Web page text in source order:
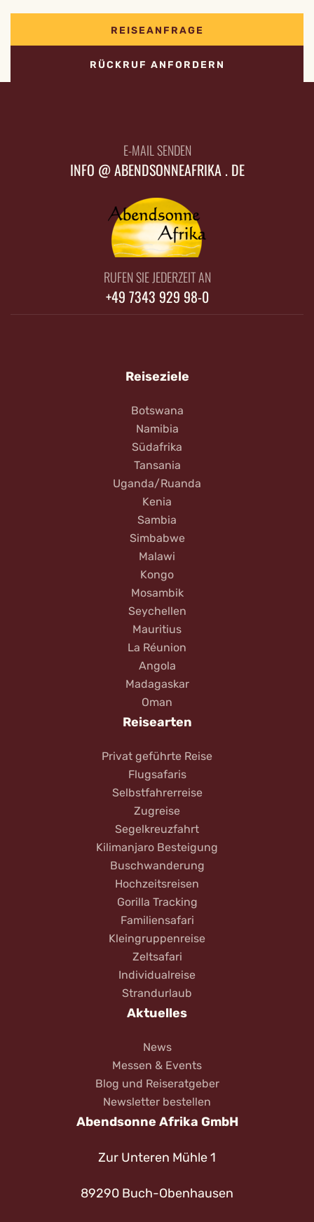
REISEANFRAGE
RÜCKRUF ANFORDERN
E-MAIL SENDEN
INFO @ ABENDSONNEAFRIKA . DE
RUFEN SIE JEDERZEIT AN
+49 7343 929 98-0
Reiseziele
Botswana
Namibia
Südafrika
Tansania
Uganda/Ruanda
Kenia
Sambia
Simbabwe
Malawi
Kongo
Mosambik
Seychellen
Mauritius
La Réunion
Angola
Madagaskar
Oman
Reisearten
Privat geführte Reise
Flugsafaris
Selbstfahrerreise
Zugreise
Segelkreuzfahrt
Kilimanjaro Besteigung
Buschwanderung
Hochzeitsreisen
Gorilla Tracking
Familiensafari
Kleingruppenreise
Zeltsafari
Individualreise
Strandurlaub
Aktuelles
News
Messen & Events
Blog und Reiseratgeber
Newsletter bestellen
Abendsonne Afrika GmbH
Zur Unteren Mühle 1
89290 Buch-Obenhausen